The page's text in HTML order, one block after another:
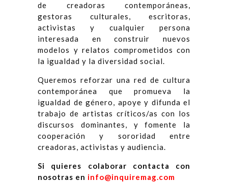
de creadoras contemporáneas,
gestoras culturales, escritoras,
activistas y cualquier persona
interesada en construir nuevos
modelos y relatos comprometidos con
la igualdad y la diversidad social.
Queremos reforzar una red de cultura
contemporánea que promueva la
igualdad de género, apoye y difunda el
trabajo de artistas críticos/as con los
discursos dominantes, y fomente la
cooperación y sororidad entre
creadoras, activistas y audiencia.
Si quieres colaborar contacta con
nosotras en info@inquiremag.com